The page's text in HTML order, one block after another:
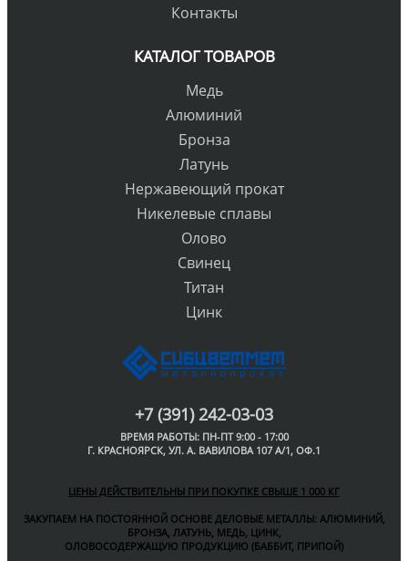
Контакты
КАТАЛОГ ТОВАРОВ
Медь
Алюминий
Бронза
Латунь
Нержавеющий прокат
Никелевые сплавы
Олово
Свинец
Титан
Цинк
+7 (391) 242-03-03
ВРЕМЯ РАБОТЫ: ПН-ПТ 9:00 - 17:00
Г. КРАСНОЯРСК, УЛ. А. ВАВИЛОВА 107 А/1, ОФ.1
ЦЕНЫ ДЕЙСТВИТЕЛЬНЫ ПРИ ПОКУПКЕ СВЫШЕ 1 000 КГ
ЗАКУПАЕМ НА ПОСТОЯННОЙ ОСНОВЕ ДЕЛОВЫЕ МЕТАЛЛЫ: АЛЮМИНИЙ,
БРОНЗА, ЛАТУНЬ, МЕДЬ, ЦИНК,
ОЛОВОСОДЕРЖАЩУЮ ПРОДУКЦИЮ (БАББИТ, ПРИПОЙ)